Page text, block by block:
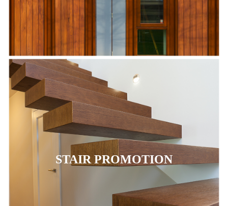
STAIR PROMOTION
STAIR PROMOTION